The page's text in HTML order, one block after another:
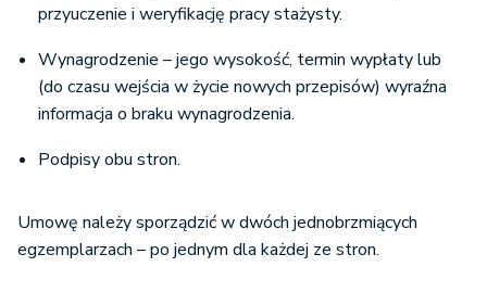
przyuczenie i weryfikację pracy stażysty.
Wynagrodzenie – jego wysokość, termin wypłaty lub
(do czasu wejścia w życie nowych przepisów) wyraźna
informacja o braku wynagrodzenia.
Podpisy obu stron.
Umowę należy sporządzić w dwóch jednobrzmiących
egzemplarzach – po jednym dla każdej ze stron.